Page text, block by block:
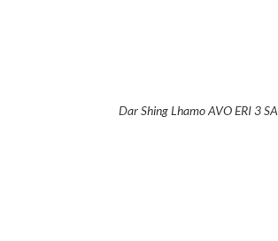
Dar Shing Lhamo AVO ERI 3 SA